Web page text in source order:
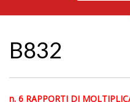
B832
n. 6 RAPPORTI DI